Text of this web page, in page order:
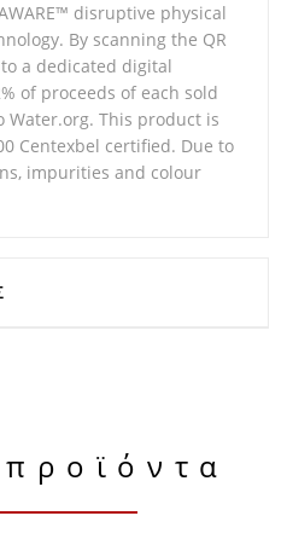
disruptive physical
By scanning the QR
a dedicated digital
of proceeds of each sold
This product is
Centexbel certified. Due to
impurities and colour